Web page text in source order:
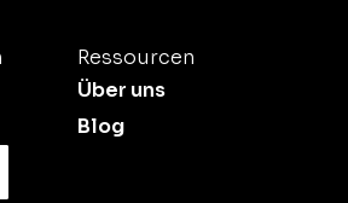
Ressourcen
Über uns
Blog